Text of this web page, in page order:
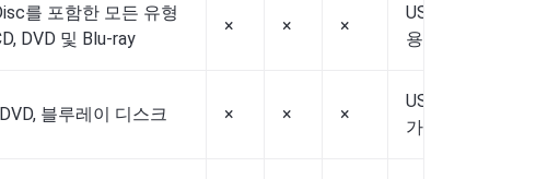
를 포함한 모든 유형
DVD 및 Blu-ray
× × ×
US$29.95부터 (
용 가능)
블루레이 디스크 × × ×
US$49에서 (무
가능)